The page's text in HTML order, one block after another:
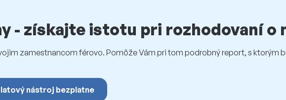
- získajte istotu pri rozhodovaní o
zamestnancom férovo. Pomôže Vám pri tom podrobný report, s ktorým
nástroj bezplatne